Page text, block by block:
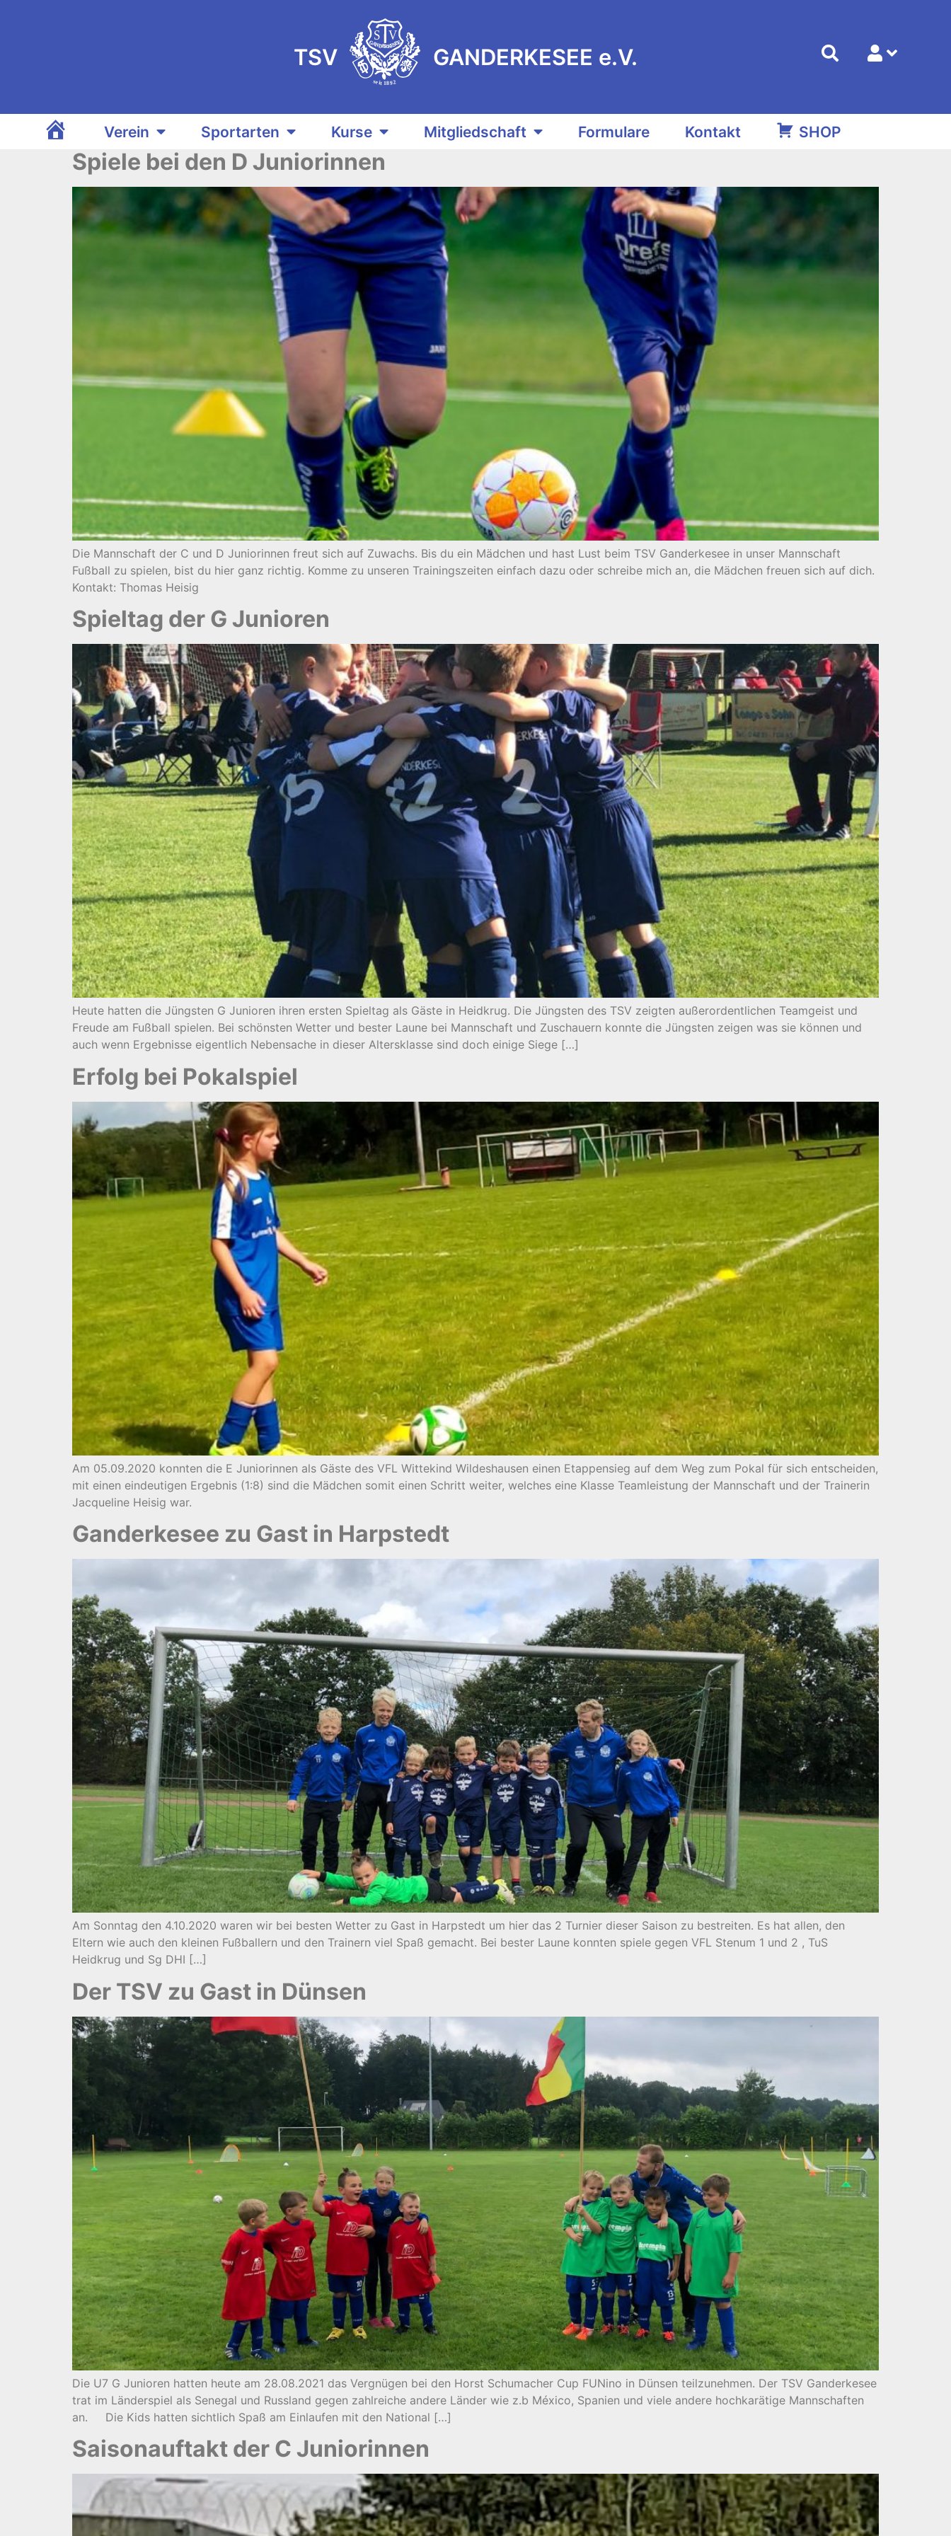
TSV
seit 1892
GANDERKESEE
S V
GANDERKESEE e.V.
TSV Ganderkesee
Verein Sportarten Kurse Mitgliedschaft Formulare Kontakt SHOP
Spiele bei den D Juniorinnen
Die Mannschaft der C und D Juniorinnen freut sich auf Zuwachs. Bis du ein Mädchen und hast Lust beim TSV Ganderkesee in unser Mannschaft
Fußball zu spielen, bist du hier ganz richtig. Komme zu unseren Trainingszeiten einfach dazu oder schreibe mich an, die Mädchen freuen sich auf dich.
Kontakt: Thomas Heisig
Spieltag der G Junioren
Heute hatten die Jüngsten G Junioren ihren ersten Spieltag als Gäste in Heidkrug. Die Jüngsten des TSV zeigten außerordentlichen Teamgeist und
Freude am Fußball spielen. Bei schönsten Wetter und bester Laune bei Mannschaft und Zuschauern konnte die Jüngsten zeigen was sie können und
auch wenn Ergebnisse eigentlich Nebensache in dieser Altersklasse sind doch einige Siege […]
Erfolg bei Pokalspiel
Am 05.09.2020 konnten die E Juniorinnen als Gäste des VFL Wittekind Wildeshausen einen Etappensieg auf dem Weg zum Pokal für sich entscheiden,
mit einen eindeutigen Ergebnis (1:8) sind die Mädchen somit einen Schritt weiter, welches eine Klasse Teamleistung der Mannschaft und der Trainerin
Jacqueline Heisig war.
Ganderkesee zu Gast in Harpstedt
Am Sonntag den 4.10.2020 waren wir bei besten Wetter zu Gast in Harpstedt um hier das 2 Turnier dieser Saison zu bestreiten. Es hat allen, den
Eltern wie auch den kleinen Fußballern und den Trainern viel Spaß gemacht. Bei bester Laune konnten spiele gegen VFL Stenum 1 und 2 , TuS
Heidkrug und Sg DHI […]
Der TSV zu Gast in Dünsen
Die U7 G Junioren hatten heute am 28.08.2021 das Vergnügen bei den Horst Schumacher Cup FUNino in Dünsen teilzunehmen. Der TSV Ganderkesee
trat im Länderspiel als Senegal und Russland gegen zahlreiche andere Länder wie z.b México, Spanien und viele andere hochkarätige Mannschaften
an. Die Kids hatten sichtlich Spaß am Einlaufen mit den National […]
Saisonauftakt der C Juniorinnen